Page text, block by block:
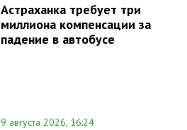
Астраханка требует три
миллиона компенсации за
падение в автобусе
9 августа 2026, 16:24